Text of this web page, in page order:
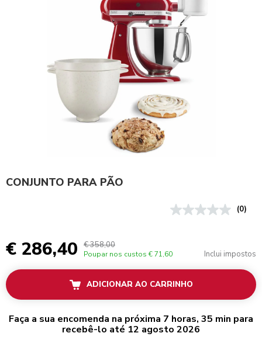
CONJUNTO PARA PÃO
(0)
€ 286,40 € 358,00
Poupar nos custos € 71,60 Inclui impostos
ADICIONAR AO CARRINHO
Faça a sua encomenda na próxima 7 horas, 35 min para
recebê-lo até 12 agosto 2026